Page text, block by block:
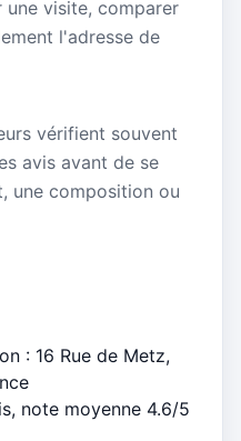
visite, comparer
l'adresse de
vérifient souvent
avis avant de se
une composition ou
: 16 Rue de Metz,
note moyenne 4.6/5